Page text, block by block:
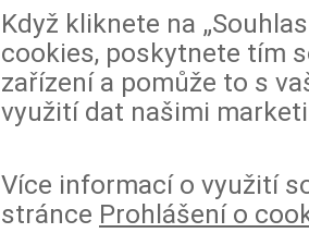
Když kliknete na
cookies, poskytnete tím
zařízení a pomůže to s
využití dat našimi
Více informací o využití
stránce Prohlášení o